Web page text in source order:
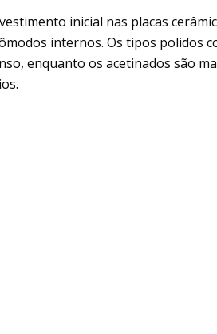
inicial nas placas
internos. Os tipos polidos
enquanto os acetinados são